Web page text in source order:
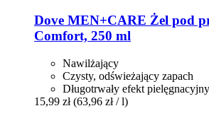
Dove MEN+CARE Żel pod
Comfort, 250 ml
Nawilżający
Czysty, odświeżający zapach
Długotrwały efekt pielęgnacyjny
15,99 zł (63,96 zł / l)